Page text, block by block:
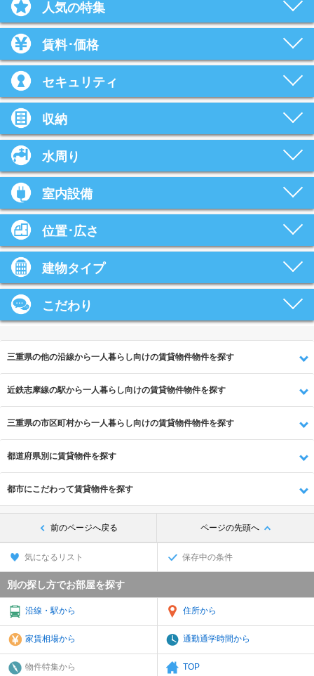
人気の特集
賃料･価格
セキュリティ
収納
水周り
室内設備
位置･広さ
建物タイプ
こだわり
三重県の他の沿線から一人暮らし向けの賃貸物件物件を探す
近鉄志摩線の駅から一人暮らし向けの賃貸物件物件を探す
三重県の市区町村から一人暮らし向けの賃貸物件物件を探す
都道府県別に賃貸物件を探す
都市にこだわって賃貸物件を探す
前のページへ戻る ページの先頭へ
気になるリスト 保存中の条件
別の探し方でお部屋を探す
沿線・駅から 住所から
家賃相場から 通勤通学時間から
物件特集から TOP